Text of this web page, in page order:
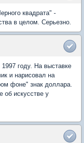
квадрата" -
в целом. Серьезно.
году. На выставке
и нарисовал на
фоне" знак доллара.
об искусстве у